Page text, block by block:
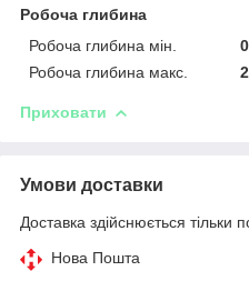
Робоча глибина
Робоча глибина мін.
Робоча глибина макс.
Приховати
Умови доставки
Доставка здійснюється тільки
Нова Пошта